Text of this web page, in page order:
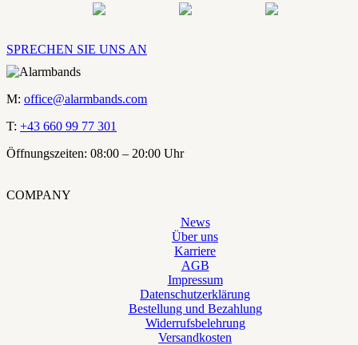
SPRECHEN SIE UNS AN
M: office@alarmbands.com
T: +43 660 99 77 301
Öffnungszeiten: 08:00 – 20:00 Uhr
COMPANY
News
Über uns
Karriere
AGB
Impressum
Datenschutzerklärung
Bestellung und Bezahlung
Widerrufsbelehrung
Versandkosten